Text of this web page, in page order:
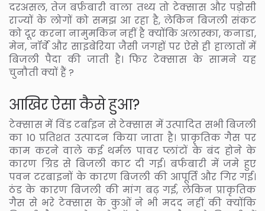
दरअसल, तेज बर्फ़बारी वाला तथ्य तो टेक्सास और पड़ोसी
राज्यों के लोगों को समझ आ रहा है, लेकिन बिजली संकट
को दूर करना नामुमकिन नहीं है क्योंकि अलास्का, कनाडा,
मेन, नॉर्वे और साइबेरिया जैसी जगहों पर ऐसे ही हालातों में
बिजली पैदा की जाती है। फिर टेक्सास के सामने यह
चुनौती क्यों हैं ?
आखिर ऐसा कैसे हुआ?
टेक्सास में विंड टर्बाइन से टेक्सास में उत्पादित सभी बिजली
का 10 प्रतिशत उत्पादन किया जाता है। प्राकृतिक गैस पर
काम करने वाले कई थर्मल पावर प्लांटों के बंद होने के
कारण ग्रिड से बिजली काट दी गई। बर्फबारी में जमे हुए
पवन टरबाइनों के कारण बिजली की आपूर्ति और गिर गई।
ठंड के कारण बिजली की मांग बढ़ गई, लेकिन प्राकृतिक
गैस से भरे टेक्सास के कुओं ने भी मदद नहीं की क्योंकि